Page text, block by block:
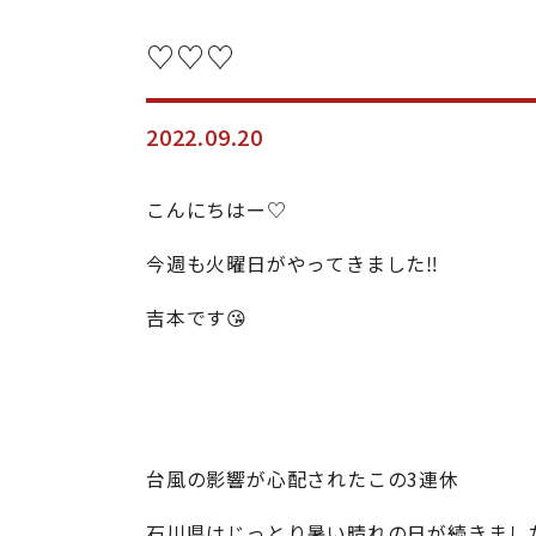
♡♡♡
2022.09.20
こんにちはー♡
今週も火曜日がやってきました‼
吉本です😘
台風の影響が心配されたこの3連休